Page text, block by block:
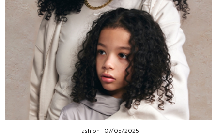
Fashion 07/05/2025